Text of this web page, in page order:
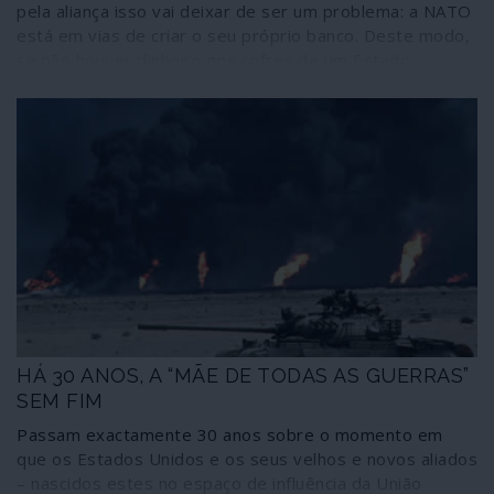
pela aliança isso vai deixar de ser um problema: a NATO
despesas da aliança têm de ser partilhadas”. Desde
logo, e certamente, em tempos de economias
HÁ 30 ANOS, A “MÃE DE TODAS AS GUERRAS”
SEM FIM
Passam exactamente 30 anos sobre o momento em
que os Estados Unidos e os seus velhos e novos aliados